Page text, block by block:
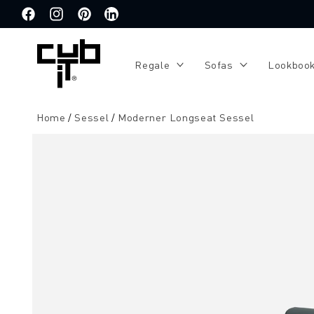
zum
Inhalt
FacebookInstagramPinterestTranslation
Regale Sofas Lookbook
Home Sessel Moderner Longseat Sessel